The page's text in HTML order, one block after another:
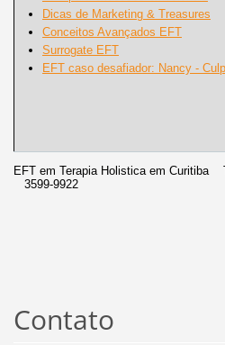
Dicas de Marketing & Treasures
Conceitos Avançados EFT
Surrogate EFT
EFT caso desafiador: Nancy -
EFT em Terapia Holistica em Curitiba
3599-9922
Contato